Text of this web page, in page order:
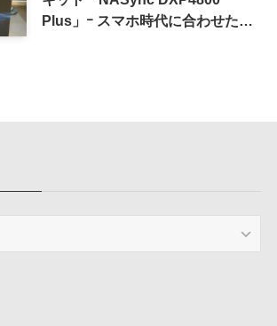
Plus」ｰ スマホ時代に合わせた設